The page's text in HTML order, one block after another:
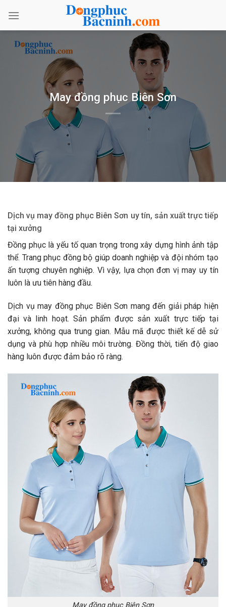
qua
nội
dung
May đồng phục Biên Sơn
Dịch vụ may đồng phục Biên Sơn uy tín, sản xuất trực tiếp
tại xưởng
Đồng phục là yếu tố quan trọng trong xây dựng hình ảnh tập
thể. Trang phục đồng bộ giúp doanh nghiệp và đội nhóm tạo
ấn tượng chuyên nghiệp. Vì vậy, lựa chọn đơn vị may uy tín
luôn là ưu tiên hàng đầu.
Dịch vụ may đồng phục Biên Sơn mang đến giải pháp hiện
đại và linh hoạt. Sản phẩm được sản xuất trực tiếp tại
xưởng, không qua trung gian. Mẫu mã được thiết kế dễ sử
dụng và phù hợp nhiều môi trường. Đồng thời, tiến độ giao
hàng luôn được đảm bảo rõ ràng.